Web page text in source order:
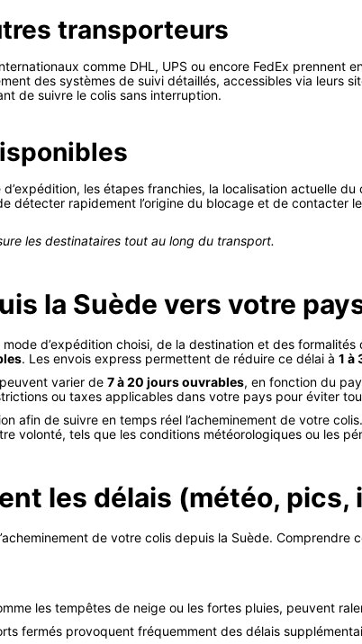
transporteurs
comme DHL, UPS ou encore FedEx prennent
des systèmes de suivi détaillés, accessibles via leurs
de suivre le colis sans interruption.
d’expédition, les étapes franchies, la localisation actuelle
détecter rapidement l’origine du blocage et de contacter
les destinataires tout au long du transport.
la Suède vers votre
d’expédition choisi, de la destination et des
. Les envois express permettent de réduire ce délai à 1 à
varier de 7 à 20 jours ouvrables, en fonction du
ou taxes applicables dans votre pays pour éviter
afin de suivre en temps réel l’acheminement de votre colis.
volonté, tels que les conditions météorologiques ou les
les délais (météo, pics,
de votre colis depuis la Suède. Comprendre
les tempêtes de neige ou les fortes pluies, peuvent
fermés provoquent fréquemment des délais